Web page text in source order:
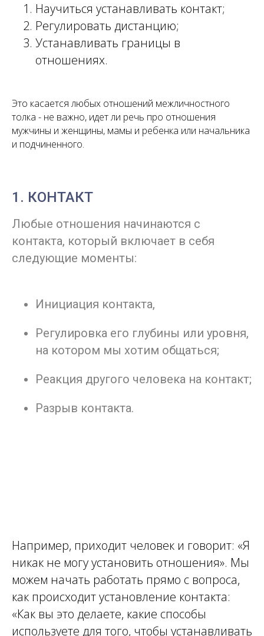
Научиться устанавливать контакт;
Регулировать дистанцию;
Устанавливать границы в
отношениях.
Это касается любых отношений межличностного
толка - не важно, идет ли речь про отношения
мужчины и женщины, мамы и ребенка или начальника
и подчиненного.
1. КОНТАКТ
Любые отношения начинаются с
контакта, который включает в себя
следующие моменты:
Инициация контакта,
Регулировка его глубины или уровня,
на котором мы хотим общаться;
Реакция другого человека на контакт;
Разрыв контакта.
Например, приходит человек и говорит: «Я
никак не могу установить отношения». Мы
можем начать работать прямо с вопроса,
как происходит установление контакта:
«Как вы это делаете, какие способы
используете для того, чтобы устанавливать